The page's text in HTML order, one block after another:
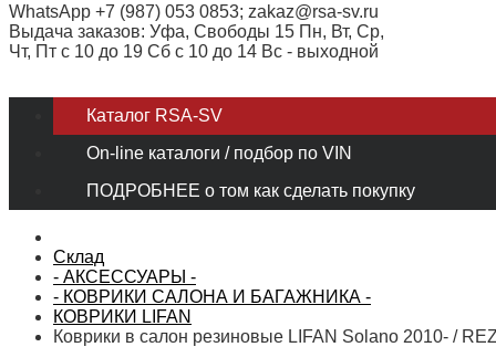
WhatsApp +7 (987) 053 0853; zakaz@rsa-sv.ru
Выдача заказов: Уфа, Свободы 15 Пн, Вт, Ср,
Чт, Пт с 10 до 19 Сб с 10 до 14 Вс - выходной
Каталог RSA-SV
On-line каталоги / подбор по VIN
ПОДРОБНЕЕ о том как сделать покупку
Склад
- АКСЕССУАРЫ -
- КОВРИКИ САЛОНА И БАГАЖНИКА -
КОВРИКИ LIFAN
Коврики в салон резиновые LIFAN Solano 2010- /